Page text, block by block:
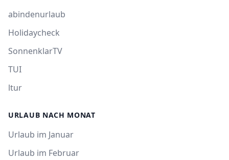
abindenurlaub
Holidaycheck
SonnenklarTV
TUI
ltur
URLAUB NACH MONAT
Urlaub im Januar
Urlaub im Februar